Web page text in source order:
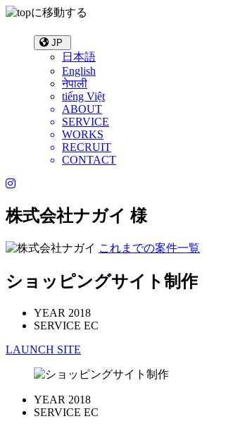
JP
日本語
English
नेपाली
tiếng Việt
ABOUT
SERVICE
WORKS
RECRUIT
CONTACT
株式会社ナガイ 様
これまでの案件一覧
ショッピングサイト制作
YEAR 2018
SERVICE EC
LAUNCH SITE
YEAR 2018
SERVICE EC